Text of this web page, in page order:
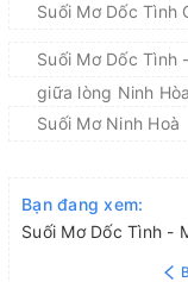
Suối Mơ Dốc Tình
Suối Mơ Dốc
giữa lòng Ninh Hòa
Suối Mơ Ninh Hoà
Bạn đang xem: